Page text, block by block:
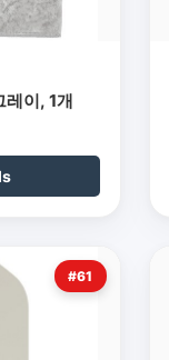
레이, 1개
#61